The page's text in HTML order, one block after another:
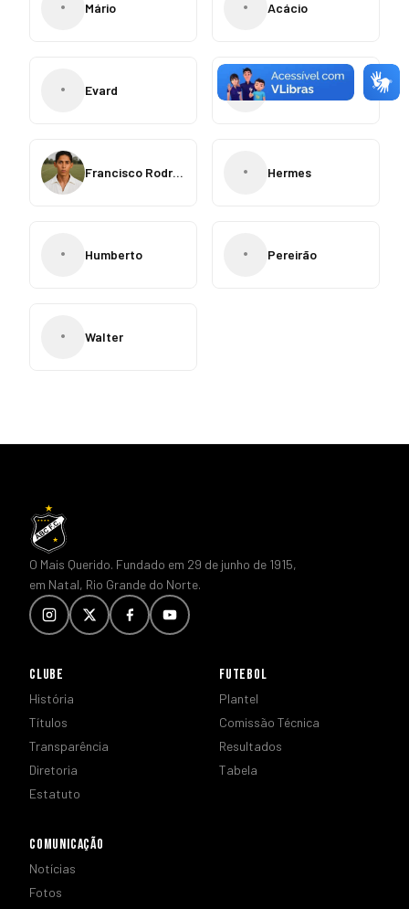
• Mário • Acácio
• Evard • Simão
Francisco Rodrigues • Hermes
• Humberto • Pereirão
• Walter
O Mais Querido. Fundado em 29 de junho de 1915,
em Natal, Rio Grande do Norte.
CLUBE
História
Títulos
Transparência
Diretoria
Estatuto
FUTEBOL
Plantel
Comissão Técnica
Resultados
Tabela
COMUNICAÇÃO
Notícias
Fotos